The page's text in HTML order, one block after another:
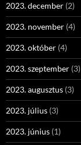
2023. december (2)
2023. november (4)
2023. október (4)
2023. szeptember (3)
2023. augusztus (3)
2023. július (3)
2023. június (1)